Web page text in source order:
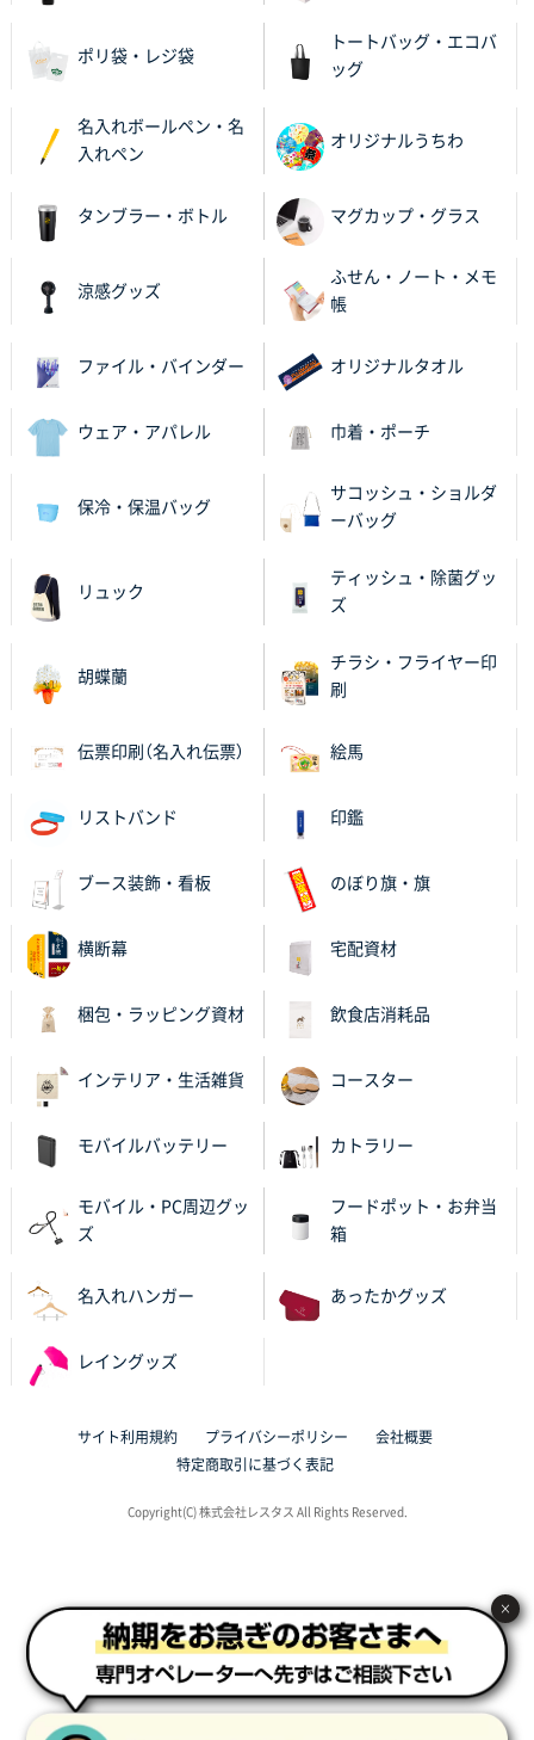
栃木県M社様
ビオトープデスクメモ100P100枚
前回同様、安心できるから
uni ジェットストリーム 05300枚
何度か注文していて、満足していたから
のしメモ100P800枚
のし文言が変更できたのと価格。
ワンポイント箔押し紙袋 Sサイズ(A5対応)
営業ご担当者さまより、ご丁寧なサポートをいただ
き、他のネット印刷サービスよりも安心して購入まで
大阪府V社様
【ポリ袋】特別ご注文ページ 3000枚
昨年利用した時に、納期と金額面でかなり業者さんを
比較して決めさせていただきました。 昨年注文分も、
納期がギリギリだったにも関わらず、丁寧に対応して
対応を頂いており助かっております。
レギュラーのぼり（W600mm×H1800mm）
紹介されたから
大分県Y社様
不織布スクエアトート(A4サイズ)
岡山県K社様
ワンポイントポリ袋 A4サイズ
サイトが見やすい
東京都N社様
サイト構成が解りやすかったから
東京都J社様
群馬県K社様
ポリ袋 手穴B4サイズ
1000枚
2025年10月11日 09:47
ポリ袋・レジ袋
トートバッグ・エコバ
ッグ
名入れボールペン・名
入れペン
オリジナルうちわ
タンブラー・ボトル マグカップ・グラス
涼感グッズ
ふせん・ノート・メモ
帳
ファイル・バインダー オリジナルタオル
ウェア・アパレル 巾着・ポーチ
保冷・保温バッグ
サコッシュ・ショルダ
ーバッグ
リュック
ティッシュ・除菌グッ
ズ
胡蝶蘭
チラシ・フライヤー印
刷
伝票印刷（名入れ伝票） 絵馬
リストバンド 印鑑
ブース装飾・看板 のぼり旗・旗
横断幕 宅配資材
梱包・ラッピング資材 飲食店消耗品
インテリア・生活雑貨 コースター
モバイルバッテリー カトラリー
モバイル・PC周辺グッ
ズ
フードポット・お弁当
箱
名入れハンガー あったかグッズ
レイングッズ
サイト利用規約 プライバシーポリシー
会社概要
特定商取引に基づく表記
Copyright(C) 株式会社レスタス All Rights Reserved.
×